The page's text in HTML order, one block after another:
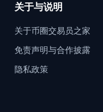
关于与说明
关于币圈交易员之家
免责声明与合作披露
隐私政策